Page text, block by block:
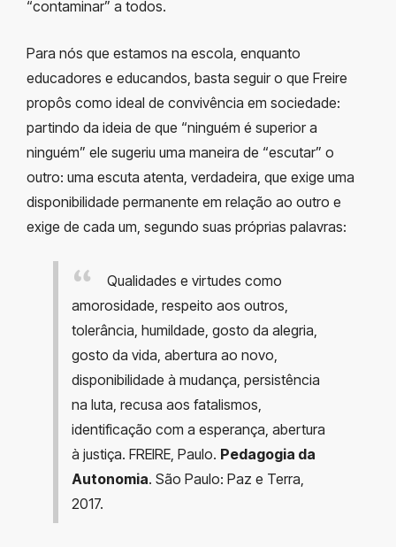
“contaminar” a todos.
Para nós que estamos na escola, enquanto
educadores e educandos, basta seguir o que Freire
propôs como ideal de convivência em sociedade:
partindo da ideia de que “ninguém é superior a
ninguém” ele sugeriu uma maneira de “escutar” o
outro: uma escuta atenta, verdadeira, que exige uma
disponibilidade permanente em relação ao outro e
exige de cada um, segundo suas próprias palavras:
Qualidades e virtudes como
amorosidade, respeito aos outros,
tolerância, humildade, gosto da alegria,
gosto da vida, abertura ao novo,
disponibilidade à mudança, persistência
na luta, recusa aos fatalismos,
identificação com a esperança, abertura
à justiça. FREIRE, Paulo. Pedagogia da
Autonomia. São Paulo: Paz e Terra,
2017.